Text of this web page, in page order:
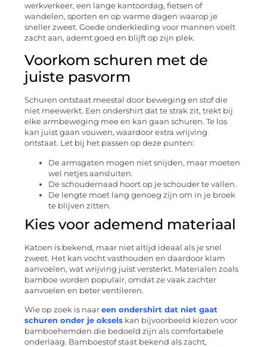
werkverkeer, een lange kantoordag, fietsen of
wandelen, sporten en op warme dagen waarop je
sneller zweet. Goede onderkleding voor mannen voelt
zacht aan, ademt goed en blijft op zijn plek.
Voorkom schuren met de
juiste pasvorm
Schuren ontstaat meestal door beweging en stof die
niet meewerkt. Een ondershirt dat te strak zit, trekt bij
elke armbeweging mee en kan gaan schuren. Te los
kan juist gaan vouwen, waardoor extra wrijving
ontstaat. Let bij het passen op deze punten:
De armsgaten mogen niet snijden, maar moeten
wel netjes aansluiten.
De schoudernaad hoort op je schouder te vallen.
De lengte moet lang genoeg zijn om in je broek
te blijven zitten.
Kies voor ademend materiaal
Katoen is bekend, maar niet altijd ideaal als je snel
zweet. Het kan vocht vasthouden en daardoor klam
aanvoelen, wat wrijving juist versterkt. Materialen zoals
bamboe worden populair, omdat ze vaak zachter
aanvoelen en beter ventileren.
Wie op zoek is naar een ondershirt dat niet gaat
schuren onder je oksels kan bijvoorbeeld kiezen voor
bamboehemden die bedoeld zijn als comfortabele
onderlaag. Bamboestof staat bekend als zacht,